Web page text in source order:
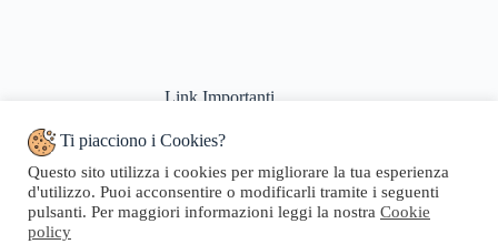
Link Importanti
Politiche di Reso
Pagamenti & Spedizioni
Termini di utilizzo
Ti piacciono i Cookies?
Questo sito utilizza i cookies per migliorare la tua esperienza
d'utilizzo. Puoi acconsentire o modificarli tramite i seguenti
pulsanti. Per maggiori informazioni leggi la nostra Cookie
policy